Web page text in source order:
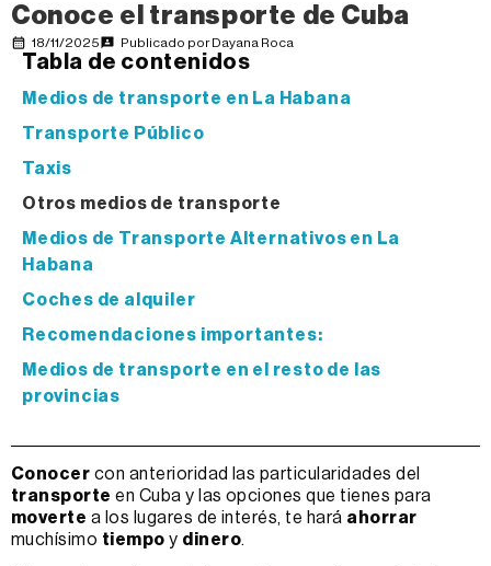
Conoce el transporte de Cuba
18/11/2025 Publicado porDayana Roca
Tabla de contenidos
Medios de transporte en La Habana
Transporte Público
Taxis
Otros medios de transporte
Medios de Transporte Alternativos en La
Habana
Coches de alquiler
Recomendaciones importantes:
Medios de transporte en el resto de las
provincias
Conocer con anterioridad las particularidades del
transporte en Cuba y las opciones que tienes para
moverte a los lugares de interés, te hará ahorrar
muchísimo tiempo y dinero.